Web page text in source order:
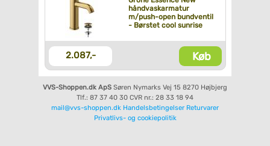
håndvaskarmatur
m/push-open bundventil
- Børstet cool sunrise
2.087,- Køb
VVS-Shoppen.dk ApS Søren Nymarks Vej 15 8270 Højbjerg
Tlf.: 87 37 40 30 CVR nr.: 28 33 18 94
mail@vvs-shoppen.dk Handelsbetingelser Returvarer
Privatlivs- og cookiepolitik